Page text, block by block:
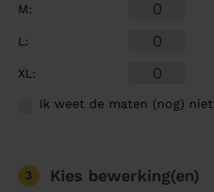
M:
L :
XL :
Ik weet de maten (nog) niet
3 Kies bewerking(en)